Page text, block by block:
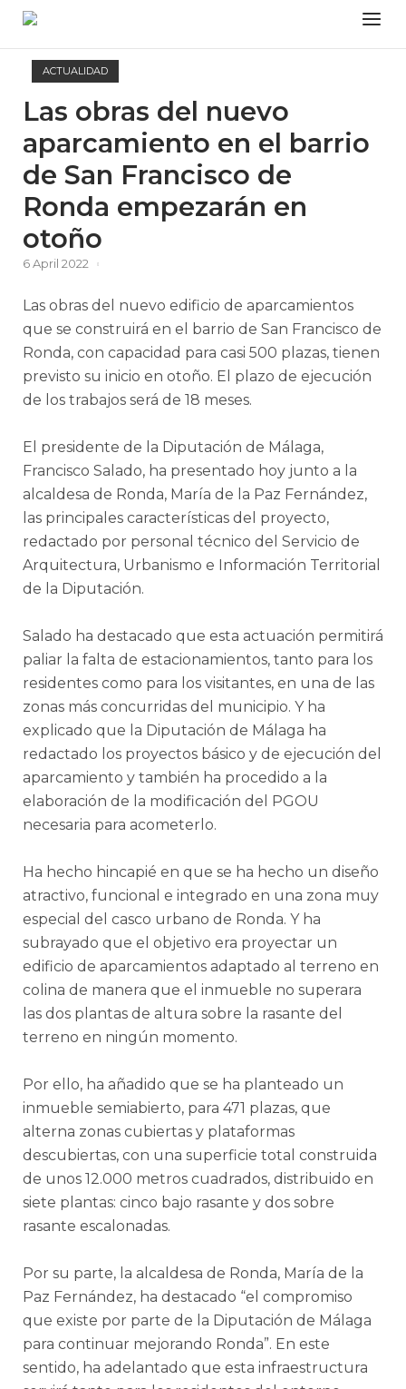
Skip
content
Menu
ACTUALIDAD
Las obras del nuevo
aparcamiento en el barrio
de San Francisco de
Ronda empezarán en
otoño
6 April 2022
Las obras del nuevo edificio de aparcamientos
que se construirá en el barrio de San Francisco de
Ronda, con capacidad para casi 500 plazas, tienen
previsto su inicio en otoño. El plazo de ejecución
de los trabajos será de 18 meses.
El presidente de la Diputación de Málaga,
Francisco Salado, ha presentado hoy junto a la
alcaldesa de Ronda, María de la Paz Fernández,
las principales características del proyecto,
redactado por personal técnico del Servicio de
Arquitectura, Urbanismo e Información Territorial
de la Diputación.
Salado ha destacado que esta actuación permitirá
paliar la falta de estacionamientos, tanto para los
residentes como para los visitantes, en una de las
zonas más concurridas del municipio. Y ha
explicado que la Diputación de Málaga ha
redactado los proyectos básico y de ejecución del
aparcamiento y también ha procedido a la
elaboración de la modificación del PGOU
necesaria para acometerlo.
Ha hecho hincapié en que se ha hecho un diseño
atractivo, funcional e integrado en una zona muy
especial del casco urbano de Ronda. Y ha
subrayado que el objetivo era proyectar un
edificio de aparcamientos adaptado al terreno en
colina de manera que el inmueble no superara
las dos plantas de altura sobre la rasante del
terreno en ningún momento.
Por ello, ha añadido que se ha planteado un
inmueble semiabierto, para 471 plazas, que
alterna zonas cubiertas y plataformas
descubiertas, con una superficie total construida
de unos 12.000 metros cuadrados, distribuido en
siete plantas: cinco bajo rasante y dos sobre
rasante escalonadas.
Por su parte, la alcaldesa de Ronda, María de la
Paz Fernández, ha destacado “el compromiso
que existe por parte de la Diputación de Málaga
para continuar mejorando Ronda”. En este
sentido, ha adelantado que esta infraestructura